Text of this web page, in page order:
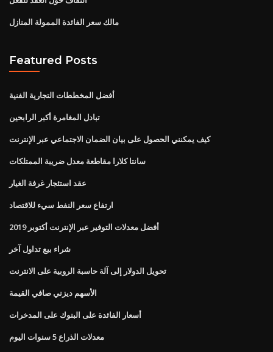
مالك سعر الفائدة الممولة المنازل
Featured Posts
أفضل المخططات التجارية الفنية
تبادل المغامرة أكبر الرابحين
كيف يمكنني الحصول على بيان الضمان الاجتماعي عبر الإنترنت
سانتا كلارا مقاطعة معدل ضريبة الممتلكات
عقد استئجار غرفة الغيار
ارتفاع سعر النفط سيء للاقتصاد
أفضل معدلات التوفير عبر الإنترنت أكتوبر 2019
شراء بيع تداول آخر
تحويل الدولار إلى آلة حاسبة الروبية على الانترنت
الأسهم ديزني صافي القيمة
أسعار الفائدة على البنوك على المدخرات
معدلات الذراع 5 سنوات اليوم